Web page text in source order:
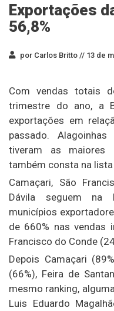
Exportações
56,8%
por Carlos Britto // 13 de
Com vendas totais
trimestre do ano, a
exportações em
passado.
tiveram as maiores
também consta na
Camaçari, São
Dávila seguem na
municípios
de 660% nas vendas
Francisco do Conde
Depois Camaçari
(66%), Feira de
mesmo ranking,
Luis Eduardo